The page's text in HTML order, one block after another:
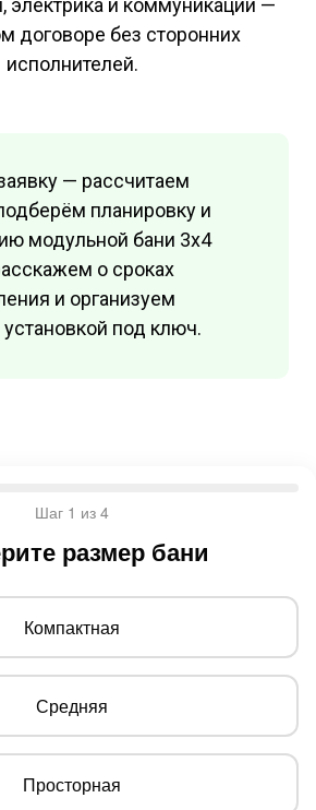
электрика и коммуникации —
договоре без сторонних
исполнителей.
— рассчитаем
планировку и
модульной бани 3х4
о сроках
и организуем
установкой под ключ.
Шаг 1 из 4
размер бани
Компактная
Средняя
Просторная